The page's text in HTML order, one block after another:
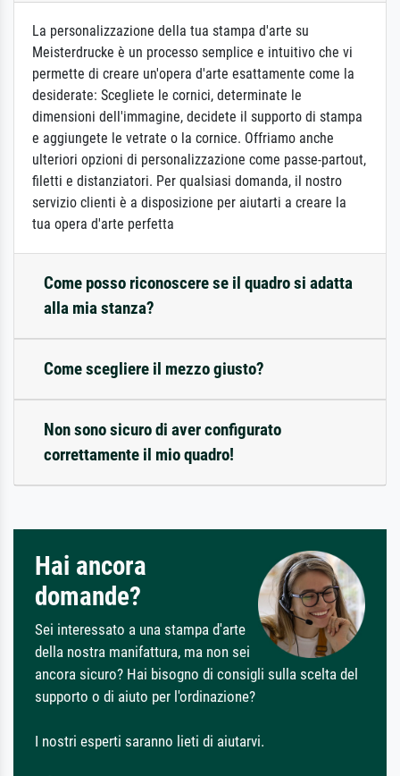
La personalizzazione della tua stampa d'arte su
Meisterdrucke è un processo semplice e intuitivo che vi
permette di creare un'opera d'arte esattamente come la
desiderate: Scegliete le cornici, determinate le
dimensioni dell'immagine, decidete il supporto di stampa
e aggiungete le vetrate o la cornice. Offriamo anche
ulteriori opzioni di personalizzazione come passe-partout,
filetti e distanziatori. Per qualsiasi domanda, il nostro
servizio clienti è a disposizione per aiutarti a creare la
tua opera d'arte perfetta
Come posso riconoscere se il quadro si adatta
alla mia stanza?
Come scegliere il mezzo giusto?
Non sono sicuro di aver configurato
correttamente il mio quadro!
Hai ancora
domande?
Sei interessato a una stampa d'arte
della nostra manifattura, ma non sei
ancora sicuro? Hai bisogno di consigli sulla scelta del
supporto o di aiuto per l'ordinazione?
I nostri esperti saranno lieti di aiutarvi.